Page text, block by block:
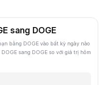
sang DOGE
bằng DOGE vào bất kỳ ngày nào
sang DOGE so với giá trị hôm